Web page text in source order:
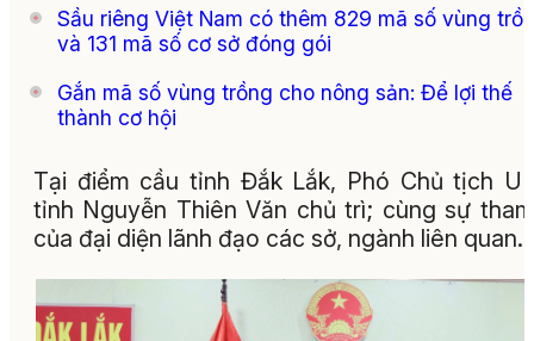
Sầu riêng Việt Nam có thêm 829 mã số vùng
và 131 mã số cơ sở đóng gói
Gắn mã số vùng trồng cho nông sản: Để lợi thế
thành cơ hội
Tại điểm cầu tỉnh Đắk Lắk, Phó Chủ tịch
tỉnh Nguyễn Thiên Văn chủ trì; cùng sự
của đại diện lãnh đạo các sở, ngành liên quan.